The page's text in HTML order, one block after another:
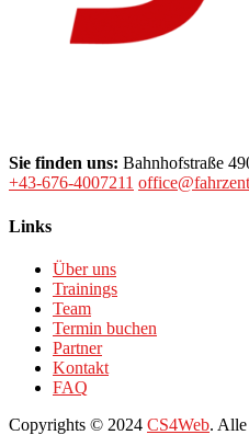
Sie finden uns: Bahnhofstraße
+43-676-4007211
Links
Über uns
Trainings
Team
Termin buchen
Partner
Kontakt
FAQ
Copyrights © 2024 CS4Web. Alle